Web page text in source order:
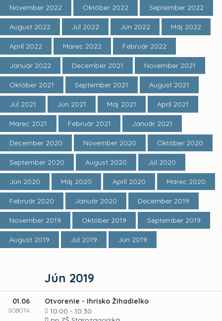
November 2022 Október 2022 September 2022
August 2022 Júl 2022 Jún 2022 Máj 2022
Apríl 2022 Marec 2022 Február 2022
Január 2022 December 2021 November 2021
Október 2021 September 2021 August 2021
Júl 2021 Jún 2021 Máj 2021 Apríl 2021
Marec 2021 Február 2021 Január 2021
December 2020 November 2020 Október 2020
September 2020 August 2020 Júl 2020
Jún 2020 Máj 2020 Apríl 2020 Marec 2020
Február 2020 Január 2020 December 2019
November 2019 Október 2019 September 2019
August 2019 Júl 2019 Jún 2019
Jún 2019
01.06
SOBOTA
Otvorenie - Ihrisko Žihadielko
10:00 - 10:30